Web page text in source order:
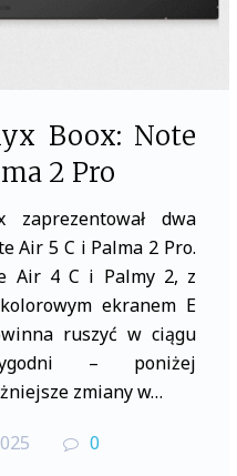
Boox: Note
2 Pro
zaprezentował dwa
Air 5 C i Palma 2 Pro.
Air 4 C i Palmy 2, z
ekranem E
ruszyć w ciągu
– poniżej
zmiany w…
0